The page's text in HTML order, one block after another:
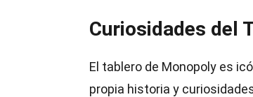
Curiosidades del
El tablero de Monopoly es
propia historia y